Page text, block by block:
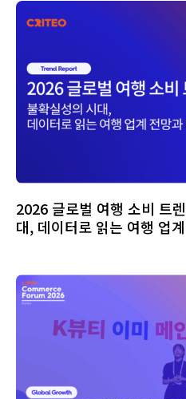
2026 글로벌 여행 소비 트
대, 데이터로 읽는 여행 업